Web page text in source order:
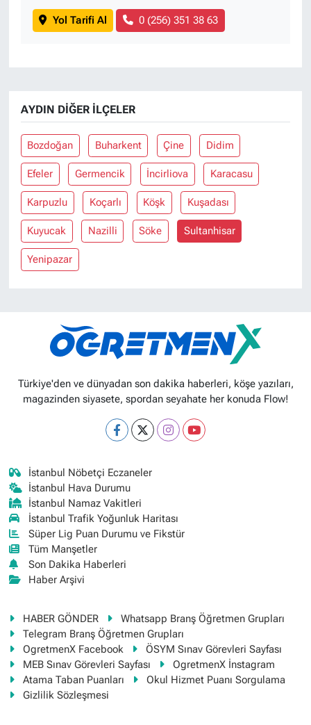
Yol Tarifi Al 0 (256) 351 38 63
AYDIN DIĞER İLÇELER
Bozdoğan Buharkent Çine Didim
Efeler Germencik İncirliova Karacasu
Karpuzlu Koçarlı Köşk Kuşadası
Kuyucak Nazilli Söke Sultanhisar
Yenipazar
Türkiye'den ve dünyadan son dakika haberleri, köşe yazıları,
magazinden siyasete, spordan seyahate her konuda Flow!
İstanbul Nöbetçi Eczaneler
İstanbul Hava Durumu
İstanbul Namaz Vakitleri
İstanbul Trafik Yoğunluk Haritası
Süper Lig Puan Durumu ve Fikstür
Tüm Manşetler
Son Dakika Haberleri
Haber Arşivi
HABER GÖNDER
Whatsapp Branş Öğretmen Grupları
Telegram Branş Öğretmen Grupları
OgretmenX Facebook
ÖSYM Sınav Görevleri Sayfası
MEB Sınav Görevleri Sayfası
OgretmenX İnstagram
Atama Taban Puanları
Okul Hizmet Puanı Sorgulama
Gizlilik Sözleşmesi